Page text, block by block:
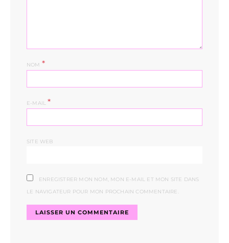
NOM *
E-MAIL*
SITE WEB
ENREGISTRER MON NOM, MON E-MAIL ET MON SITE DANS
LE NAVIGATEUR POUR MON PROCHAIN COMMENTAIRE.